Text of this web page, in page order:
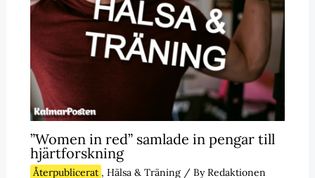
”Women in red” samlade in pengar till
hjärtforskning
Återpublicerat , Hälsa & Träning/ ByRedaktionen